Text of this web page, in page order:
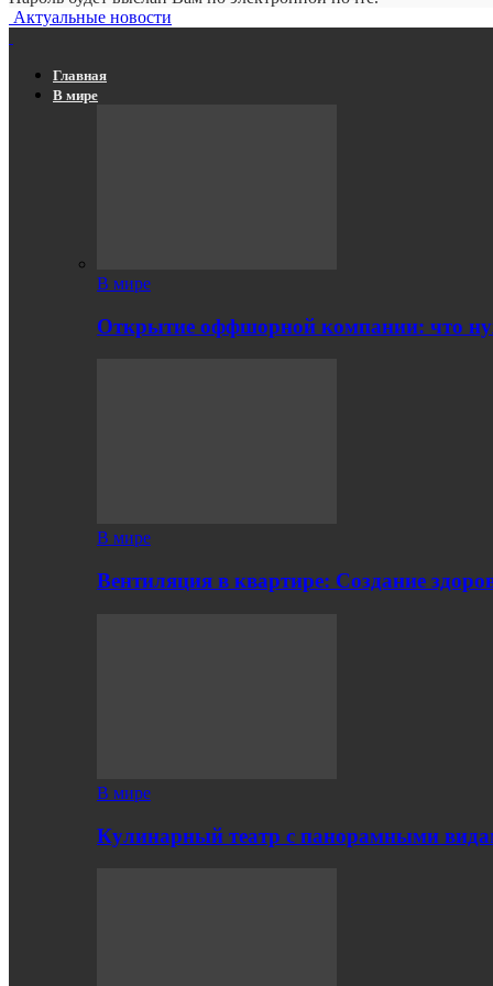
Актуальные новости
Главная
В мире
В мире
Открытие оффшорной компании: что
В мире
Вентиляция в квартире: Создание
В мире
Кулинарный театр с панорамными